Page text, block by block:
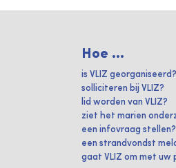
Hoe ...
is VLIZ georganiseerd?
solliciteren bij VLIZ?
lid worden van VLIZ?
ziet het marien
een infovraag stellen?
een strandvondst
gaat VLIZ om met uw